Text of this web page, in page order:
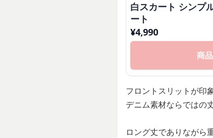
白スカート シンプ
ート
¥4,990
商
フロントスリットが印
デニム素材ならではの
ロング丈でありながら